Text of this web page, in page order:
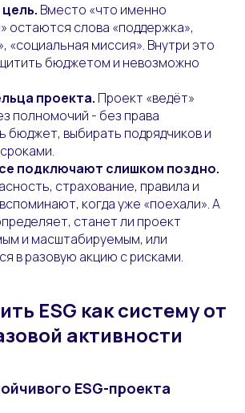
Вместо «что именно
остаются слова «поддержка»,
«социальная миссия». Внутри это
бюджетом и невозможно
проекта. Проект «ведёт»
полномочий - без права
бюджет, выбирать подрядчиков и
подключают слишком поздно.
страхование, правила и
когда уже «поехали». А
станет ли проект
и масштабируемым, или
в разовую акцию с рисками.
ESG как систему от
активности
ESG-проекта